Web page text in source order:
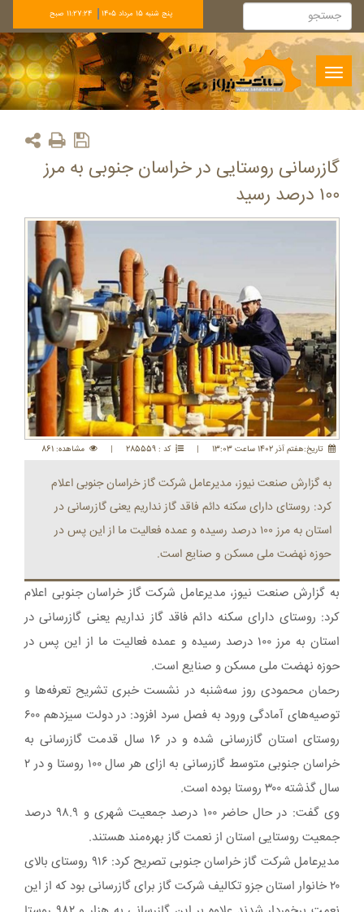
پنج شنبه 15 مرداد 1405 11:27:24 صبح
Toggle
navigation
گازرسانی روستایی در خراسان جنوبی به مرز
۱۰۰ درصد رسید
تاريخ:هفتم آذر 1402 ساعت 13:03 | کد : 285559 | مشاهده: 861
به گزارش صنعت نیوز، مدیرعامل شرکت گاز خراسان جنوبی اعلام
کرد: روستای دارای سکنه دائم فاقد گاز نداریم یعنی گازرسانی در
استان به مرز ۱۰۰ درصد رسیده و عمده فعالیت ما از این پس در
حوزه نهضت ملی مسکن و صنایع است.
به گزارش صنعت نیوز، مدیرعامل شرکت گاز خراسان جنوبی اعلام
کرد: روستای دارای سکنه دائم فاقد گاز نداریم یعنی گازرسانی در
استان به مرز ۱۰۰ درصد رسیده و عمده فعالیت ما از این پس در
حوزه نهضت ملی مسکن و صنایع است.
رحمان محمودی روز سه‌شنبه در نشست خبری تشریح تعرفه‌ها و
توصیه‌های آمادگی ورود به فصل سرد افزود: در دولت سیزدهم ۶۰۰
روستای استان گازرسانی شده و در ۱۶ سال قدمت گازرسانی به
خراسان جنوبی متوسط گازرسانی به ازای هر سال ۱۰۰ روستا و در ۲
سال گذشته ۳۰۰ روستا بوده است.
وی گفت: در حال حاضر ۱۰۰ درصد جمعیت شهری و ۹۸.۹ درصد
جمعیت روستایی استان از نعمت گاز بهره‌مند هستند.
مدیرعامل شرکت گاز خراسان جنوبی تصریح کرد: ۹۱۶ روستای بالای
۲۰ خانوار استان جزو تکالیف شرکت گاز برای گازرسانی بود که از این